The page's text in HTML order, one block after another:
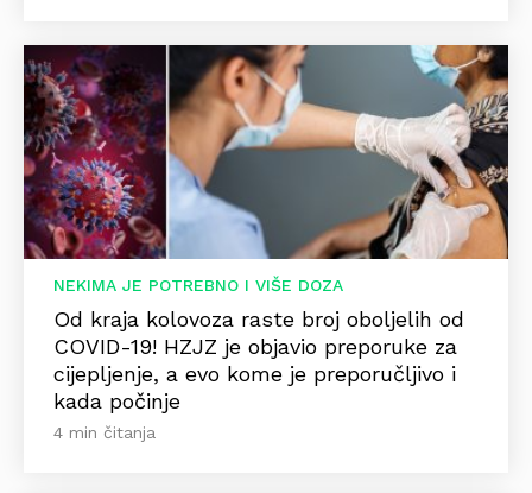
NEKIMA JE POTREBNO I VIŠE DOZA
Od kraja kolovoza raste broj oboljelih od
COVID-19! HZJZ je objavio preporuke za
cijepljenje, a evo kome je preporučljivo i
kada počinje
4 min čitanja